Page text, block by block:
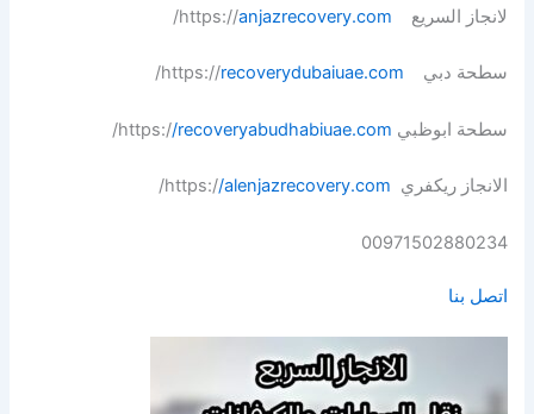
لانجاز السريع https:// anjazrecovery.com
/
سطحة دبي https:// recoverydubaiuae.com
/
سطحة ابوظبي https:/ /recoveryabudhabiuae.com
/
الانجاز ريكفري https:/ /alenjazrecovery.com
/
00971502880234
اتصل بنا